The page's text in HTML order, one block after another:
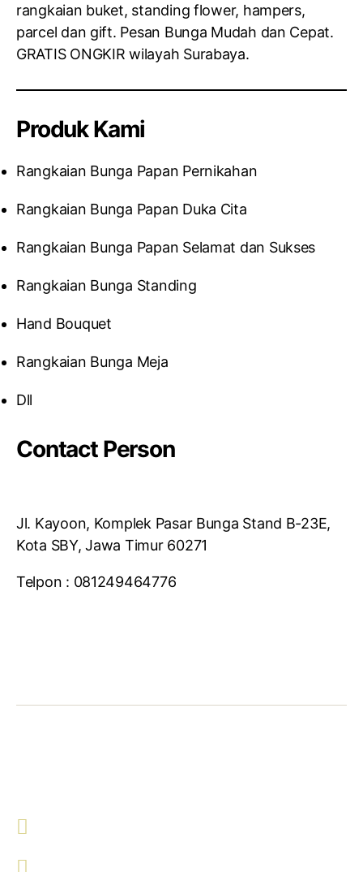
rangkaian buket, standing flower, hampers,
parcel dan gift. Pesan Bunga Mudah dan Cepat.
GRATIS ONGKIR wilayah Surabaya.
Produk Kami
Rangkaian Bunga Papan Pernikahan
Rangkaian Bunga Papan Duka Cita
Rangkaian Bunga Papan Selamat dan Sukses
Rangkaian Bunga Standing
Hand Bouquet
Rangkaian Bunga Meja
Dll
Contact Person
Jl. Kayoon, Komplek Pasar Bunga Stand B-23E,
Kota SBY, Jawa Timur 60271
Telpon : 081249464776